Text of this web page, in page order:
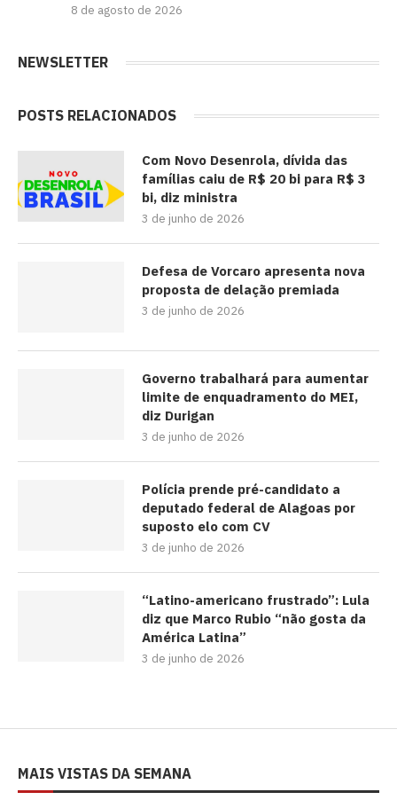
8 de agosto de 2026
NEWSLETTER
POSTS RELACIONADOS
Com Novo Desenrola, dívida das
famílias caiu de R$ 20 bi para R$ 3
bi, diz ministra
3 de junho de 2026
Defesa de Vorcaro apresenta nova
proposta de delação premiada
3 de junho de 2026
Governo trabalhará para aumentar
limite de enquadramento do MEI,
diz Durigan
3 de junho de 2026
Polícia prende pré-candidato a
deputado federal de Alagoas por
suposto elo com CV
3 de junho de 2026
“Latino-americano frustrado”: Lula
diz que Marco Rubio “não gosta da
América Latina”
3 de junho de 2026
MAIS VISTAS DA SEMANA